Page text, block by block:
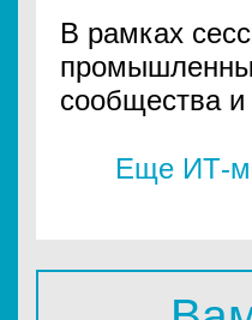
В рамках
сообщества и
Еще ИТ-